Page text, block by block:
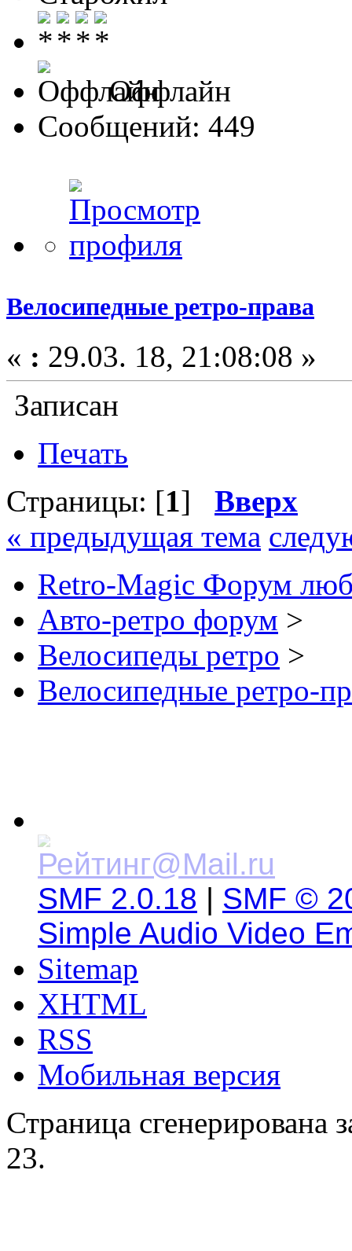
Оффлайн
Сообщений: 449
Велосипедные ретро-права
« : 29.03. 18, 21:08:08 »
Записан
Печать
Страницы: [1] Вверх
« предыдущая тема
Retro-Magic Форум
Авто-ретро форум >
Велосипеды ретро >
Велосипедные ретро-
SMF 2.0.18 | SMF ©
Simple Audio Video
Sitemap
XHTML
RSS
Мобильная версия
Страница сгенерирована
23.